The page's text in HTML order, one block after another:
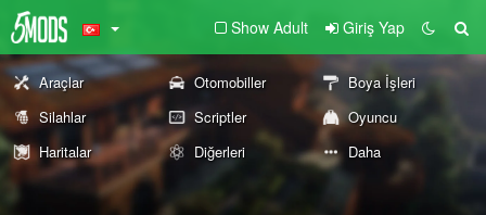
Show Adult Giriş Yap
Araçlar Otomobiller
Boya İşleri
Silahlar
Scriptler
Oyuncu
Haritalar
Diğerleri Daha